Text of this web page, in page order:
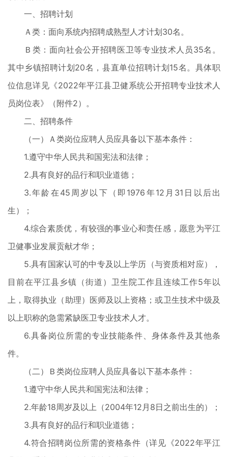
一、招聘计划
Ａ类：面向系统内招聘成熟型人才计划30名。
Ｂ类：面向社会公开招聘医卫等专业技术人员35名。
其中乡镇招聘计划20名，县直单位招聘计划15名。具体职
位信息详见《2022年平江县卫健系统公开招聘专业技术人
员岗位表》（附件2）。
二、招聘条件
（一）Ａ类岗位应聘人员应具备以下基本条件：
1.遵守中华人民共和国宪法和法律；
2.具有良好的品行和职业道德；
3.年龄在45周岁以下（即1976年12月31日以后出
生）；
4.综合素质优，有较强的事业心和责任感，愿意为平江
卫健事业发展贡献才华；
5.具有国家认可的中专及以上学历（与资质相对应），
目前在平江县乡镇（街道）卫生院工作且连续工作5年以
上，取得执业（助理）医师及以上资格；或卫生技术中级及
以上职称的急需紧缺医卫专业技术人才。
6.具备岗位所需的专业技能条件、身体条件及其他条
件。
（二）Ｂ类岗位应聘人员应具备以下基本条件：
1.遵守中华人民共和国宪法和法律；
2.年龄18周岁及以上（2004年12月8日之前出生的）；
3.具有良好的品行和职业道德；
4.符合招聘岗位所需的资格条件（详见《2022年平江